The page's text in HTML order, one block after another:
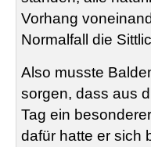
Vorhang
Normalfall die
Also musste
sorgen, dass aus
Tag ein
dafür hatte er sich